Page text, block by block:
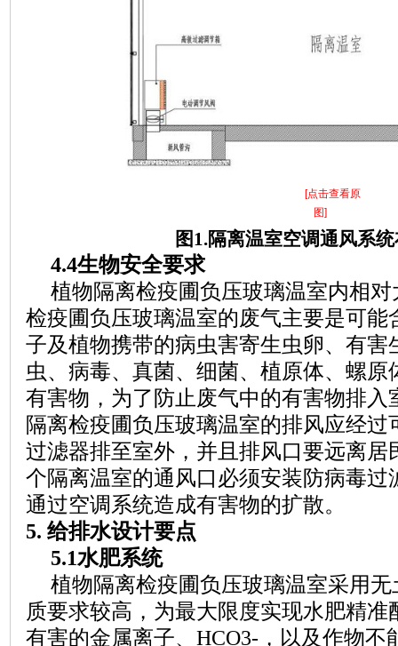
[点击查看原
图]
图1.隔离温室空调通风系
4.4生物安全要求
植物隔离检疫圃负压玻璃温室内相
检疫圃负压玻璃温室的废气主要是可能
子及植物携带的病虫害寄生虫卵、有害
虫、病毒、真菌、细菌、植原体、螺原
有害物，为了防止废气中的有害物排入
隔离检疫圃负压玻璃温室的排风应经过
过滤器排至室外，并且排风口要远离居
个隔离温室的通风口必须安装防病毒过
通过空调系统造成有害物的扩散。
5. 给排水设计要点
5.1水肥系统
植物隔离检疫圃负压玻璃温室采用
质要求较高，为最大限度实现水肥精
有害的金属离子、 HCO3-，以及作物不